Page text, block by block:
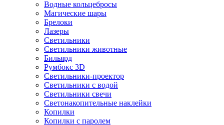
Водные кольцебросы
Магические шары
Брелоки
Лазеры
Светильники
Светильники животные
Бильярд
Румбокс 3D
Светильники-проектор
Светильники с водой
Светильники свечи
Светонакопительные наклейки
Копилки
Копилки с паролем